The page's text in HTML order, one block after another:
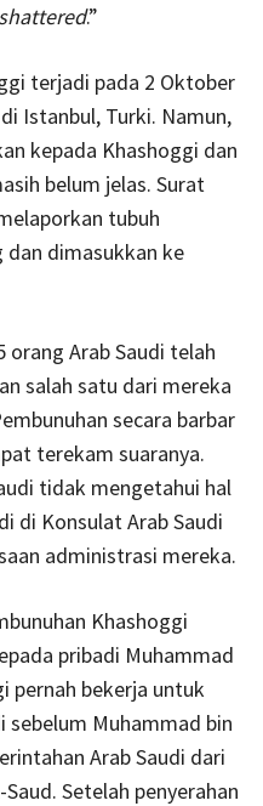
.”
terjadi pada 2 Oktober
Istanbul, Turki. Namun,
kepada Khashoggi dan
belum jelas. Surat
tubuh
dimasukkan ke
Arab Saudi telah
salah satu dari mereka
secara barbar
terekam suaranya.
tidak mengetahui hal
di Konsulat Arab Saudi
administrasi mereka.
Khashoggi
pribadi Muhammad
pernah bekerja untuk
sebelum Muhammad bin
Arab Saudi dari
Setelah penyerahan